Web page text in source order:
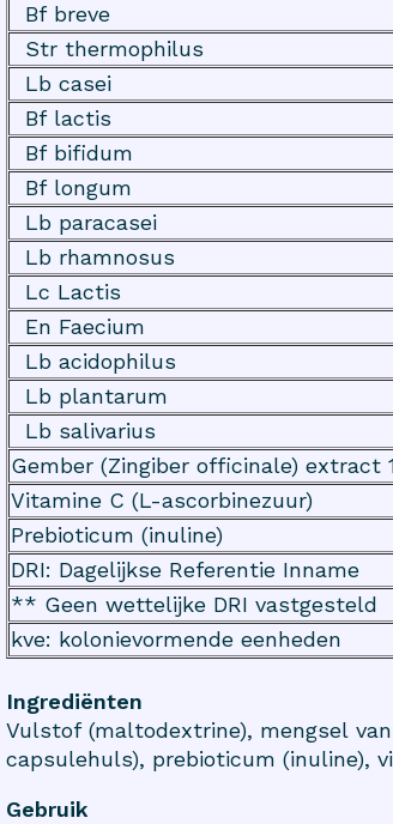
Bf breve
Str thermophilus
Lb casei
Bf lactis
Bf bifidum
Bf longum
Lb paracasei
Lb rhamnosus
Lc Lactis
En Faecium
Lb acidophilus
Lb plantarum
Lb salivarius
Gember (Zingiber officinale) extract
Vitamine C (L-ascorbinezuur)
Prebioticum (inuline)
DRI: Dagelijkse Referentie Inname
** Geen wettelijke DRI vastgesteld
kve: kolonievormende eenheden
Ingrediënten
Vulstof (maltodextrine), mengsel
capsulehuls), prebioticum (inuline),
Gebruik